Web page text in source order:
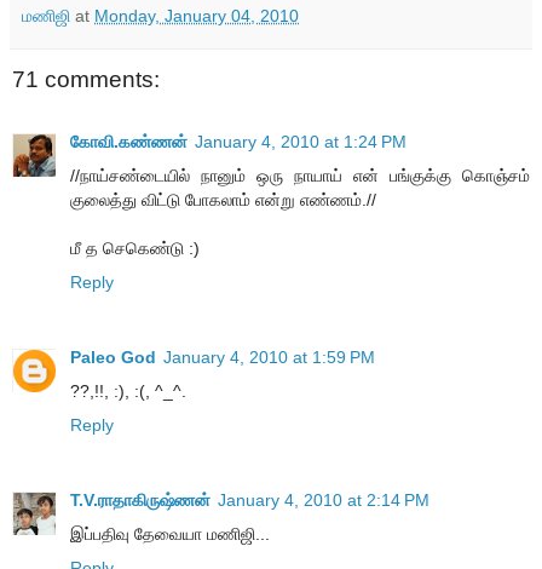
மணிஜி at Monday, January 04, 2010
71 comments:
கோவி.கண்ணன் January 4, 2010 at 1:24 PM
//நாய்சண்டையில் நானும் ஒரு நாயாய் என் பங்குக்கு கொஞ்சம்
குலைத்து விட்டு போகலாம் என்று எண்ணம்.//
மீ த செகெண்டு :)
Reply
Paleo God January 4, 2010 at 1:59 PM
??,!!, :), :(, ^_^.
Reply
T.V.ராதாகிருஷ்ணன் January 4, 2010 at 2:14 PM
இப்பதிவு தேவையா மணிஜி...